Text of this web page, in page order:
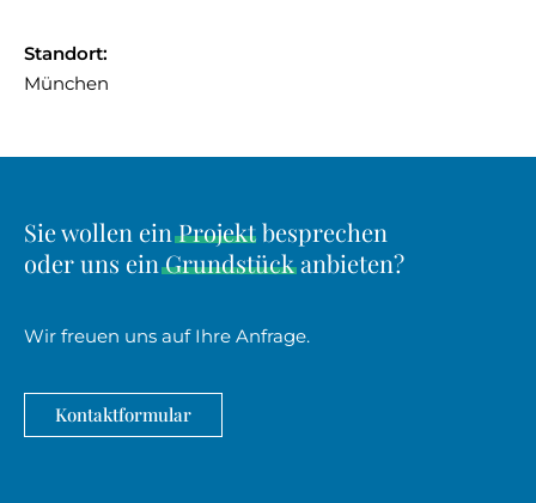
Standort:
München
Kontaktinformationen
überspringen
Sie wollen einProjektbesprechen
oder uns einGrundstückanbieten?
Wir freuen uns auf Ihre Anfrage.
Kontaktformular